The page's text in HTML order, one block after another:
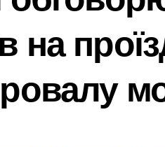
суді прийняли
«джекпот» на 83
схема в Києві: корупція
не зможе вмістити всіх»:
на